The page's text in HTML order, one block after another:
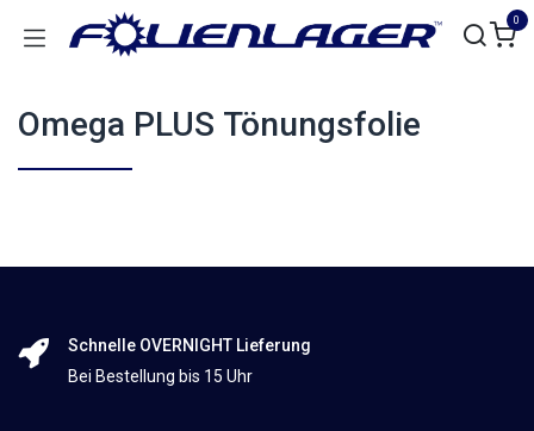
Zum Inhalt springen
0
Omega PLUS Tönungsfolie
Schnelle OVERNIGHT Lieferung
Bei Bestellung bis 15 Uhr